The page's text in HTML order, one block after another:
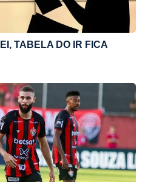
TABELA DO IR FICA